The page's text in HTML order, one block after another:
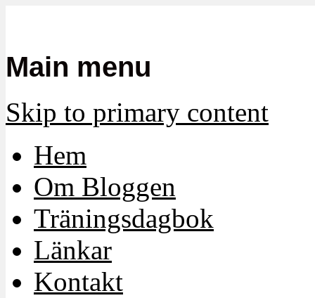
Main menu
Skip to primary content
Hem
Om Bloggen
Träningsdagbok
Länkar
Kontakt